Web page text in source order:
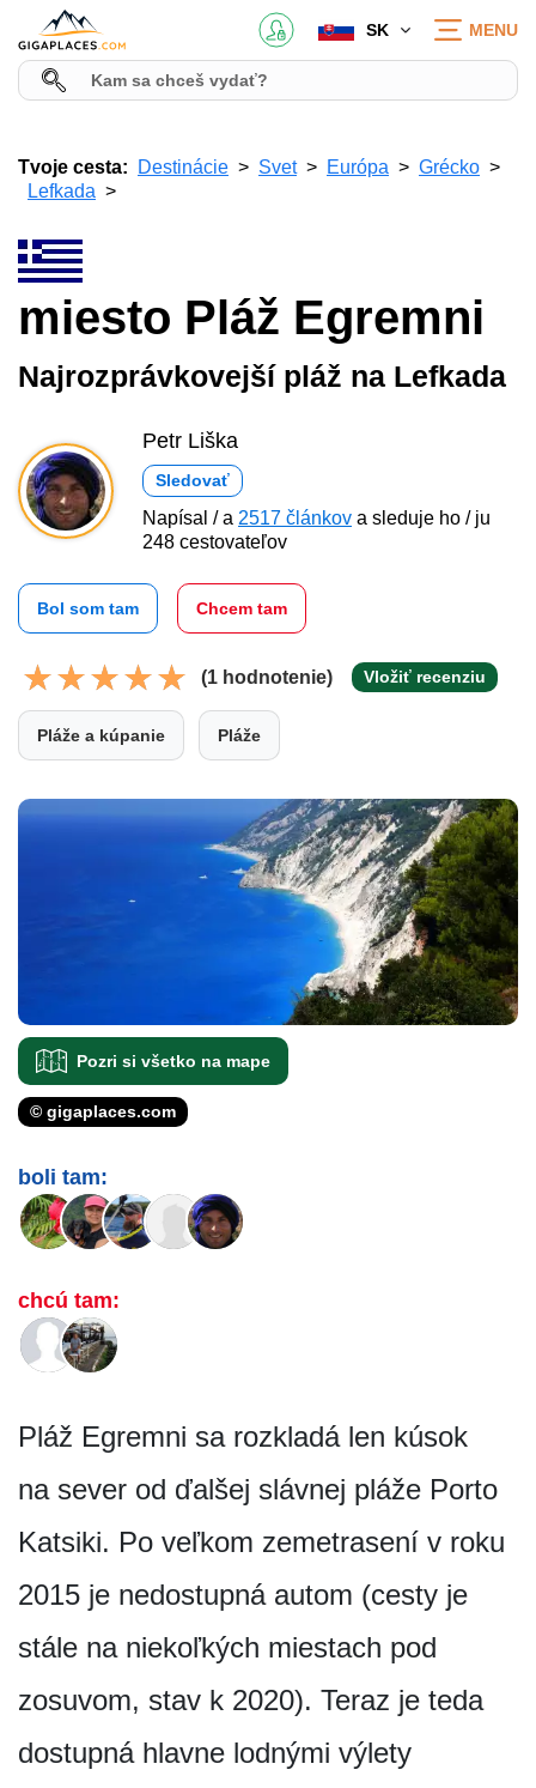
SK MENU
Tvoje cesta: Destinácie Svet Európa
Grécko
Lefkada
miesto Pláž Egremni
Najrozprávkovejší pláž na Lefkada
Petr Liška
Sledovať
Napísal / a 2517 článkov a sleduje ho / ju
248 cestovateľov
Bol som tam Chcem tam
(1 hodnotenie) Vložiť recenziu
Pláže a kúpanie Pláže
Pozri si všetko na mape
© gigaplaces.com
boli tam:
chcú tam:
Pláž Egremni sa rozkladá len kúsok
na sever od ďalšej slávnej pláže Porto
Katsiki. Po veľkom zemetrasení v roku
2015 je nedostupná autom (cesty je
stále na niekoľkých miestach pod
zosuvom, stav k 2020). Teraz je teda
dostupná hlavne lodnými výlety